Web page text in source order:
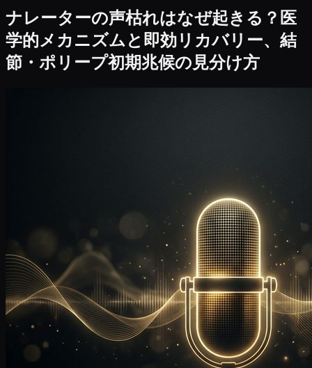
ナレーターの声枯れはなぜ起きる？医
学的メカニズムと即効リカバリー、結
節・ポリープ初期兆候の見分け方